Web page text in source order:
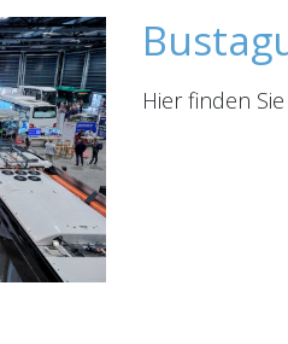
Hier finden